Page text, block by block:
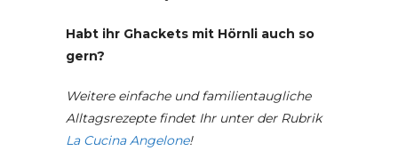
Habt ihr Ghackets mit Hörnli auch so
gern?
Weitere einfache und familientaugliche
Alltagsrezepte findet Ihr unter der Rubrik
La Cucina Angelone!